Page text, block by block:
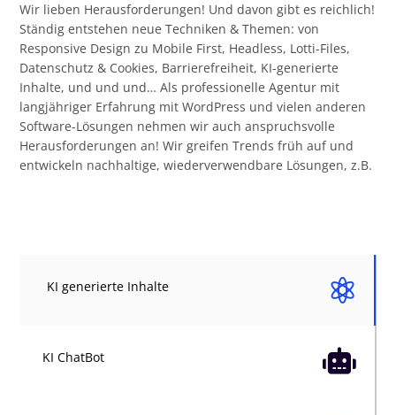
Wir lieben Herausforderungen! Und davon gibt es reichlich!
Ständig entstehen neue Techniken & Themen: von
Responsive Design zu Mobile First, Headless, Lotti-Files,
Datenschutz & Cookies, Barrierefreiheit, KI-generierte
Inhalte, und und und… Als professionelle Agentur mit
langjähriger Erfahrung mit WordPress und vielen anderen
Software-Lösungen nehmen wir auch anspruchsvolle
Herausforderungen an! Wir greifen Trends früh auf und
entwickeln nachhaltige, wiederverwendbare Lösungen, z.B.

KI generierte Inhalte

KI ChatBot